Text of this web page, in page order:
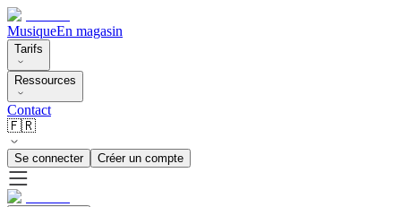
MusiqueEn magasin
Tarifs
Ressources
Contact
🇫🇷
Se connecter Créer un compte